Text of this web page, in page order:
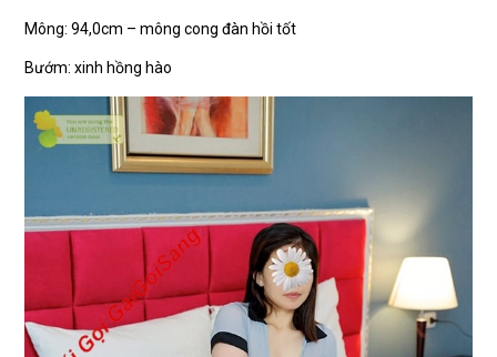
Mông: 94,0cm – mông cong đàn hồi tốt
Bướm: xinh hồng hào